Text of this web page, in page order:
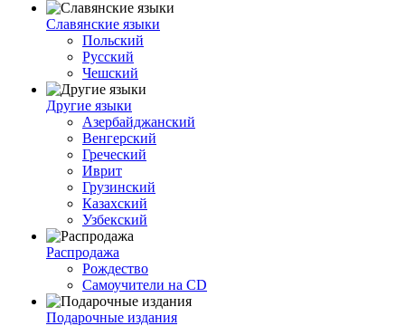
Славянские языки
Польский
Русский
Чешский
Другие языки
Азербайджанский
Венгерский
Греческий
Иврит
Грузинский
Казахский
Узбекский
Распродажа
Рождество
Самоучители на CD
Подарочные издания